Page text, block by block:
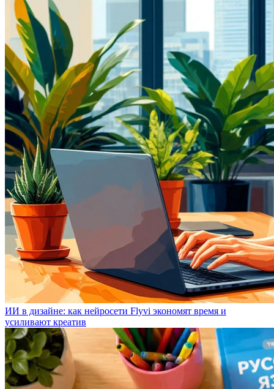
ИИ в дизайне: как нейросети Flyvi экономят время и
усиливают креатив